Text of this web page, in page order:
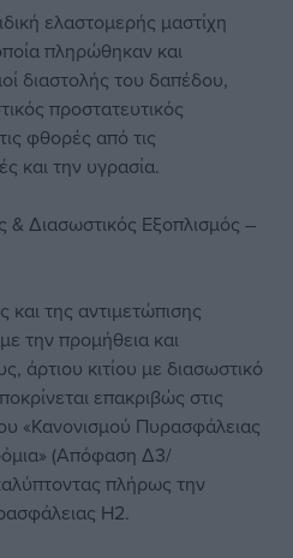
ελαστομερής μαστίχη
πληρώθηκαν και
διαστολής του δαπέδου,
προστατευτικός
φθορές από τις
και την υγρασία.
Διασωστικός Εξοπλισμός –
της αντιμετώπισης
την προμήθεια και
άρτιου κιτίου με διασωστικό
επακριβώς στις
«Κανονισμού Πυρασφάλειας
(Απόφαση Δ3/
πλήρως την
Η2.